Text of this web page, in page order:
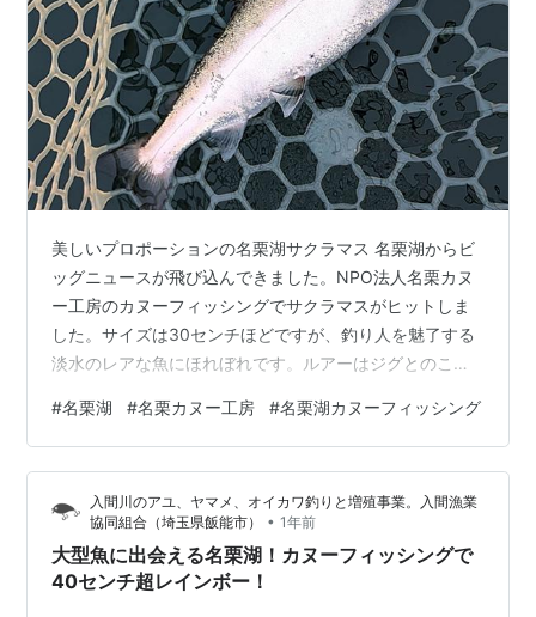
美しいプロポーションの名栗湖サクラマス 名栗湖からビ
ッグニュースが飛び込んできました。NPO法人名栗カヌ
ー工房のカヌーフィッシングでサクラマスがヒットしま
した。サイズは30センチほどですが、釣り人を魅了する
淡水のレアな魚にほれぼれです。ルアーはジグとのこ
#名栗湖 #名栗カヌー工房 #名栗湖カヌーフィッシング
入間川のアユ、ヤマメ、オイカワ釣りと増殖事業。入間漁業
協同組合（埼玉県飯能市）
• 1年前
大型魚に出会える名栗湖！カヌーフィッシングで
40センチ超レインボー！